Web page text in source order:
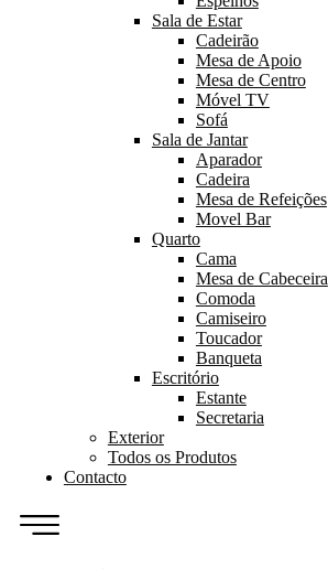
Sala de Estar
Cadeirão
Mesa de Apoio
Mesa de Centro
Móvel TV
Sofá
Sala de Jantar
Aparador
Cadeira
Mesa de Refeições
Movel Bar
Quarto
Cama
Mesa de Cabeceira
Comoda
Camiseiro
Toucador
Banqueta
Escritório
Estante
Secretaria
Exterior
Todos os Produtos
Contacto